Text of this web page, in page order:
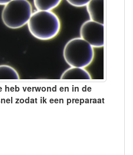
heb verwond en in de
zodat ik een preparaat